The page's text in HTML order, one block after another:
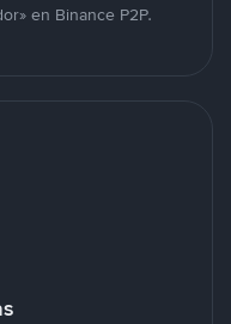
en Binance P2P.